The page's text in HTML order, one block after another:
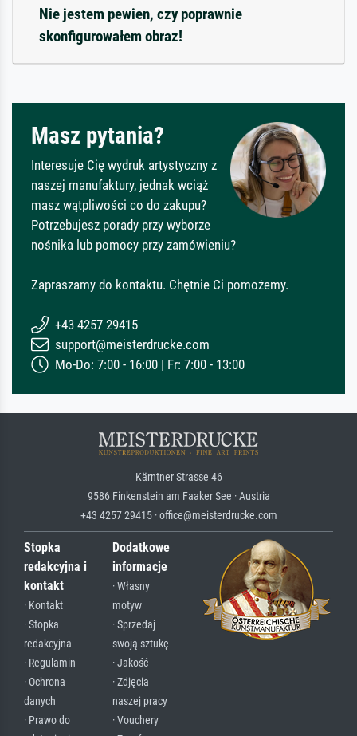
Nie jestem pewien, czy poprawnie
skonfigurowałem obraz!
Masz pytania?
Interesuje Cię wydruk artystyczny z
naszej manufaktury, jednak wciąż
masz wątpliwości co do zakupu?
Potrzebujesz porady przy wyborze
nośnika lub pomocy przy zamówieniu?
Zapraszamy do kontaktu. Chętnie Ci pomożemy.
+43 4257 29415
support@meisterdrucke.com
Mo-Do: 7:00 - 16:00 | Fr: 7:00 - 13:00
Kärntner Strasse 46
9586 Finkenstein am Faaker See · Austria
+43 4257 29415 · office@meisterdrucke.com
Stopka
redakcyjna i
kontakt
· Kontakt
· Stopka
redakcyjna
· Regulamin
· Ochrona
danych
· Prawo do
Dodatkowe
informacje
· Własny
motyw
· Sprzedaj
swoją sztukę
· Jakość
· Zdjęcia
naszej pracy
· Vouchery